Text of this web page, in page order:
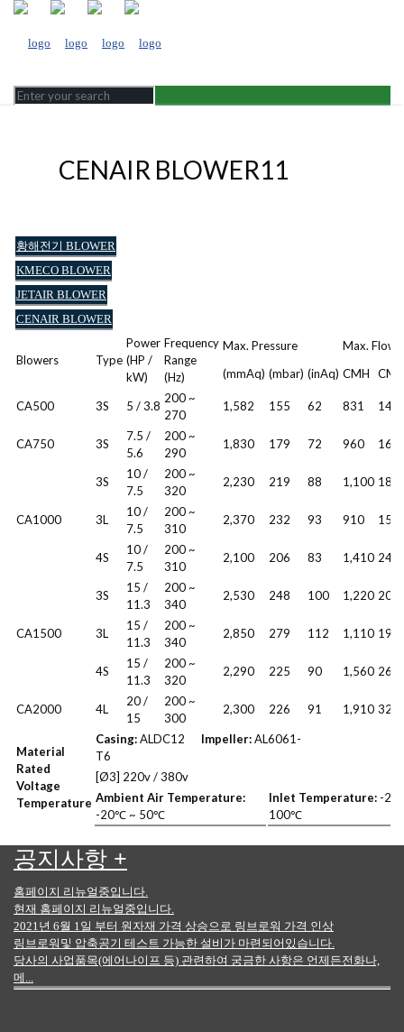
CENAIR BLOWER11
황해전기 BLOWER
KMECO BLOWER
JETAIR BLOWER
CENAIR BLOWER
Blowers Type
Power
(HP /
kW)
Frequency
Range
(Hz)
Max. Pressure
Max. Flow
(mmAq) (mbar) (inAq) CMH
CA500 3S 5 / 3.8
200 ~
270
1,582 155 62 831 14
CA750 3S
7.5 /
5.6
200 ~
290
1,830 179 72 960 16
CA1000
3S
10 /
7.5
200 ~
320
2,230 219 88 1,100 18
3L
10 /
7.5
200 ~
310
2,370 232 93 910 15
4S
10 /
7.5
200 ~
310
2,100 206 83 1,410 24
CA1500
3S
15 /
11.3
200 ~
340
2,530 248 100 1,220 20
3L
15 /
11.3
200 ~
340
2,850 279 112 1,110 19
4S
15 /
11.3
200 ~
320
2,290 225 90 1,560 26
CA2000 4L
20 /
15
200 ~
300
2,300 226 91 1,910 32
Material
Rated
Voltage
Temperature
Casing:ALDC12 Impeller:AL6061-
T6
[Ø3] 220v / 380v
Ambient Air Temperature:
-20℃ ~ 50℃
Inlet Temperature: -
100℃
공지사항 +
홈페이지 리뉴얼중입니다.
현재 홈페이지 리뉴얼중입니다.
2021년 6월 1일 부터 원자재 가격 상승으로 링브로워 가격 인상
링브로워및 압축공기 테스트 가능한 설비가 마련되어있습니다.
당사의 사업품목(에어나이프 등) 관련하여 궁금한 사항은 언제든전화나,
메...